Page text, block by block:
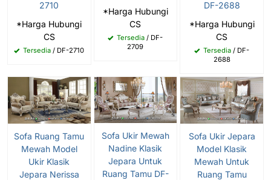
2710
*Harga Hubungi
CS
Tersedia / DF-2710
*Harga Hubungi
CS
Tersedia / DF-
2709
DF-2688
*Harga Hubungi
CS
Tersedia / DF-
2688
Sofa Ruang Tamu
Mewah Model
Ukir Klasik
Jepara Nerissa
Sofa Ukir Mewah
Nadine Klasik
Jepara Untuk
Ruang Tamu DF-
Sofa Ukir Jepara
Model Klasik
Mewah Untuk
Ruang Tamu